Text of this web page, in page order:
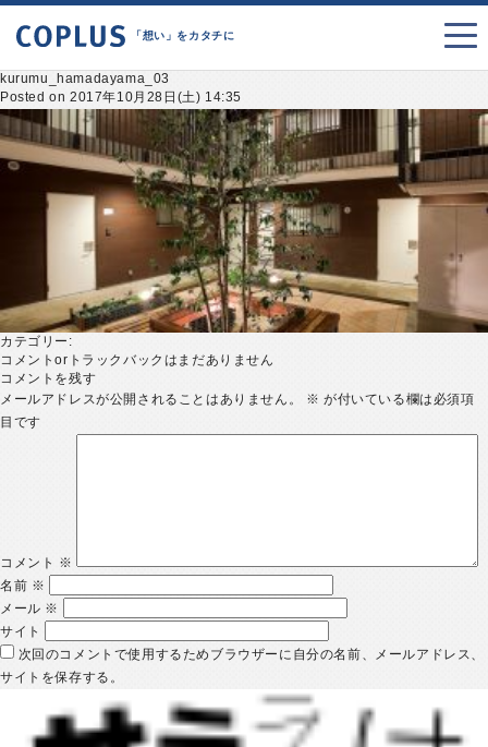
「想い」をカタチに
kurumu_hamadayama_03
Posted on 2017年10月28日(土) 14:35
カテゴリー:
コメントorトラックバックはまだありません
コメントを残す
メールアドレスが公開されることはありません。
※ が付いている欄は必須項
目です
コメント ※
名前 ※
メール ※
サイト
次回のコメントで使用するためブラウザーに自分の名前、メールアドレス、
サイトを保存する。